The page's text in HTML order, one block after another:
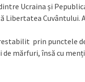
Ucraina și
Libertatea
prin punctele
mărfuri, însă cu